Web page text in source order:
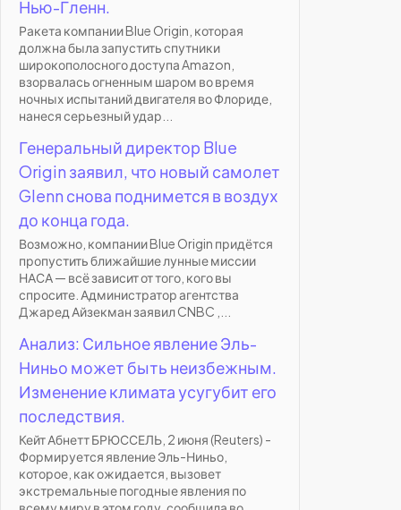
Нью-Гленн.
Ракета компании Blue Origin, которая
должна была запустить спутники
широкополосного доступа Amazon,
взорвалась огненным шаром во время
ночных испытаний двигателя во Флориде,
нанеся серьезный удар...
Генеральный директор Blue
Origin заявил, что новый самолет
Glenn снова поднимется в воздух
до конца года.
Возможно, компании Blue Origin придётся
пропустить ближайшие лунные миссии
НАСА — всё зависит от того, кого вы
спросите. Администратор агентства
Джаред Айзекман заявил CNBC ,...
Анализ: Сильное явление Эль-
Ниньо может быть неизбежным.
Изменение климата усугубит его
последствия.
Кейт Абнетт БРЮССЕЛЬ, 2 июня (Reuters) -
Формируется явление Эль-Ниньо,
которое, как ожидается, вызовет
экстремальные погодные явления по